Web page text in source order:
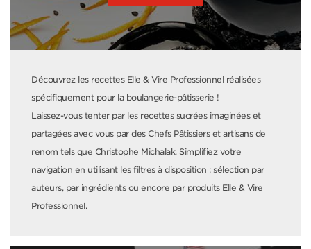
Découvrez les recettes Elle & Vire Professionnel réalisées
spécifiquement pour la boulangerie-pâtisserie !
Laissez-vous tenter par les recettes sucrées imaginées et
partagées avec vous par des Chefs Pâtissiers et artisans de
renom tels que Christophe Michalak. Simplifiez votre
navigation en utilisant les filtres à disposition : sélection par
auteurs, par ingrédients ou encore par produits Elle & Vire
Professionnel.